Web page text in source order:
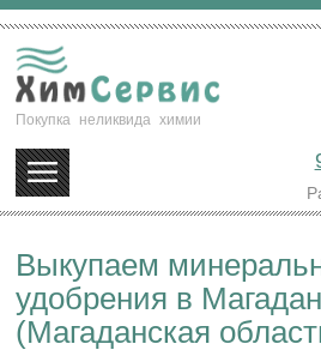
Покупка неликвида химии
Выкупаем
удобрения в
(Магаданская